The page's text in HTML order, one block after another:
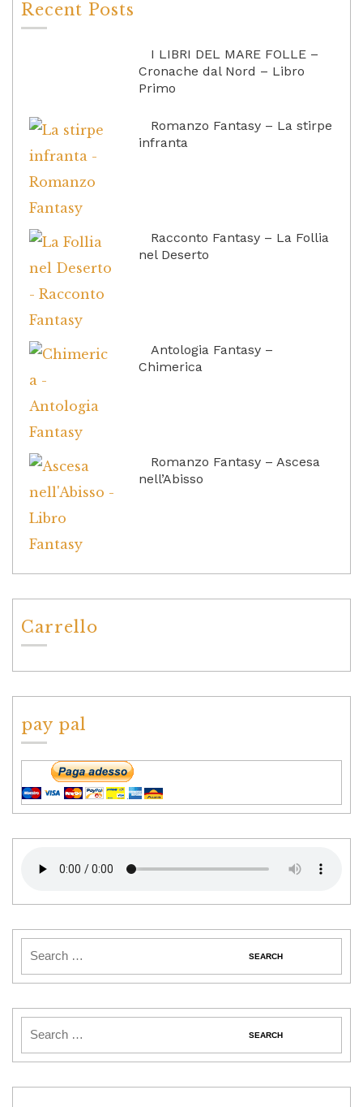
Recent Posts
I LIBRI DEL MARE FOLLE –
Cronache dal Nord – Libro
Primo
Romanzo Fantasy – La stirpe
infranta
Racconto Fantasy – La Follia
nel Deserto
Antologia Fantasy –
Chimerica
Romanzo Fantasy – Ascesa
nell’Abisso
Carrello
pay pal